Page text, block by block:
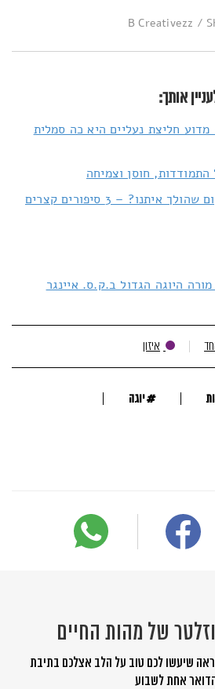
אותך:
חליצת נעליים היא כה סמלית
מקום אליו הולכים או מקום שהולך איתנו? – 3 סיפורים קצרים
היוגה הגדול ב.ק.ס. איינגר
איזון
#יוגה
של מהות החיים
שיעשו לכם טוב על הלב אצלכם בתיבת
אחת לשבוע